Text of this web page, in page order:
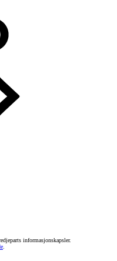
informasjonskapsler.